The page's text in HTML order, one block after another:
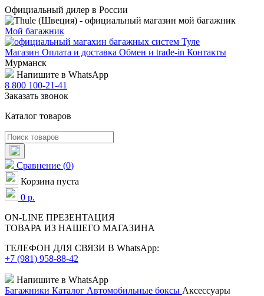
Официальный дилер в России
Мой багажник
Магазин Оплата и доставка Обмен и trade-in Контакты
Мурманск
Напишите в WhatsApp
8 800 100-21-41
Заказать звонок
Каталог товаров
Сравнение (0)
Корзина пуста
0 р.
ON-LINE ПРЕЗЕНТАЦИЯ
ТОВАРА ИЗ НАШЕГО МАГАЗИНА
ТЕЛЕФОН ДЛЯ СВЯЗИ В WhatsApp:
+7 (981) 958-88-42
Напишите в WhatsApp
Багажники Каталог Автомобильные боксы Аксессуары